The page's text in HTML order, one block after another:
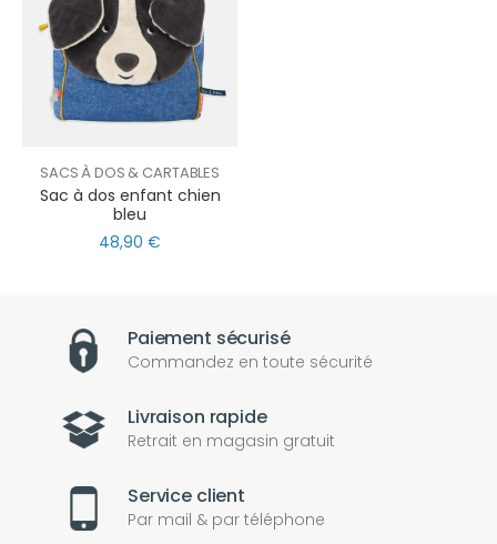
SACS À DOS & CARTABLES
Sac à dos enfant chien
bleu
48,90 €
Paiement sécurisé
Commandez en toute sécurité
Livraison rapide
Retrait en magasin gratuit
Service client
Par mail & par téléphone